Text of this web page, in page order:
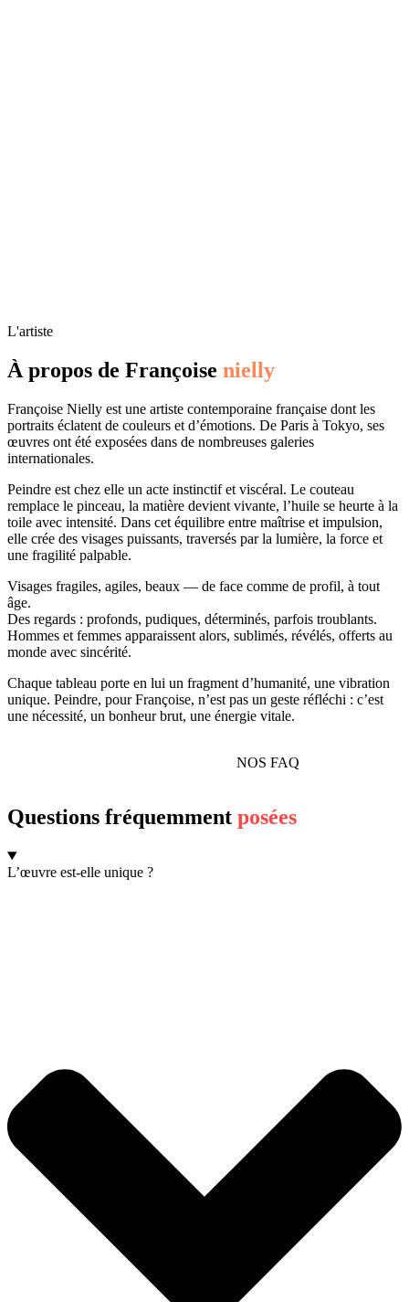
L'artiste
À propos de Françoise nielly
Françoise Nielly est une artiste contemporaine française dont les
portraits éclatent de couleurs et d’émotions. De Paris à Tokyo, ses
œuvres ont été exposées dans de nombreuses galeries
internationales.
Peindre est chez elle un acte instinctif et viscéral. Le couteau
remplace le pinceau, la matière devient vivante, l’huile se heurte à la
toile avec intensité. Dans cet équilibre entre maîtrise et impulsion,
elle crée des visages puissants, traversés par la lumière, la force et
une fragilité palpable.
Visages fragiles, agiles, beaux — de face comme de profil, à tout
âge.
Des regards : profonds, pudiques, déterminés, parfois troublants.
Hommes et femmes apparaissent alors, sublimés, révélés, offerts au
monde avec sincérité.
Chaque tableau porte en lui un fragment d’humanité, une vibration
unique. Peindre, pour Françoise, n’est pas un geste réfléchi : c’est
une nécessité, un bonheur brut, une énergie vitale.
NOS FAQ
Questions fréquemment posées
L’œuvre est-elle unique ?